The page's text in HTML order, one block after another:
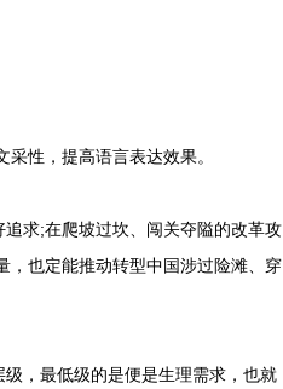
性，提高语言表达效果。
求;在爬坡过坎、闯关夺隘的改革攻
，也定能推动转型中国涉过险滩、穿
，最低级的是便是生理需求，也就